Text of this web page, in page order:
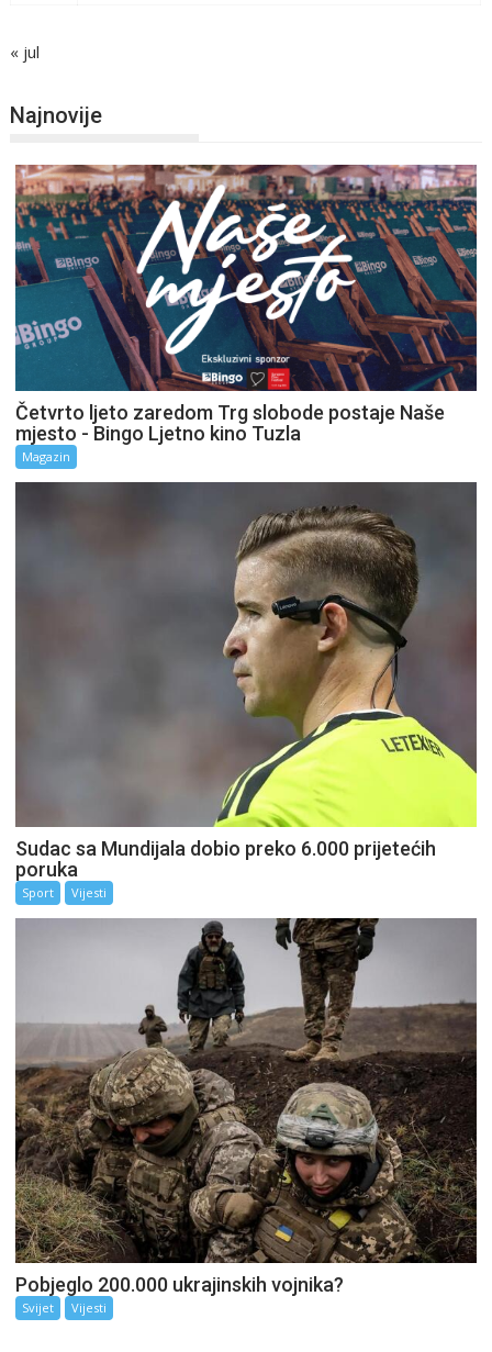
« jul
Najnovije
Četvrto ljeto zaredom Trg slobode postaje Naše
mjesto - Bingo Ljetno kino Tuzla
Magazin
Sudac sa Mundijala dobio preko 6.000 prijetećih
poruka
Sport Vijesti
Pobjeglo 200.000 ukrajinskih vojnika?
Svijet Vijesti